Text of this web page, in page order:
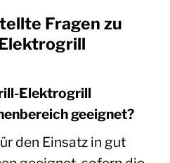
Fragen zu
Elektrogrill
geeignet?
den Einsatz in gut